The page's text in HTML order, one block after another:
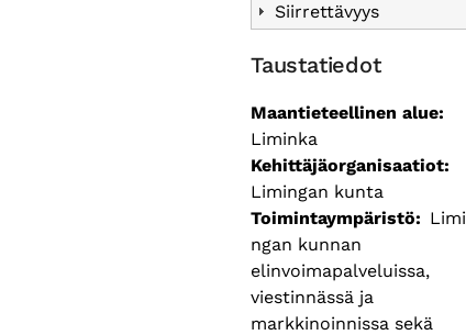
Siirrettävyys
Taustatiedot
Maantieteellinen alue
Liminka
Kehittäjäorganisaatiot
Limingan kunta
Toimintaympäristö
Limi
ngan kunnan
elinvoimapalveluissa,
viestinnässä ja
markkinoinnissa sekä